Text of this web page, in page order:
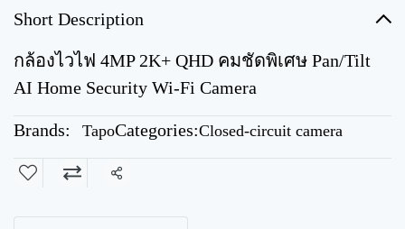
Short Description
กล้องไวไฟ 4MP 2K+ QHD คมชัดพิเศษ Pan/Tilt
AI Home Security Wi-Fi Camera
Brands: TapoCategories:Closed-circuit camera
Share